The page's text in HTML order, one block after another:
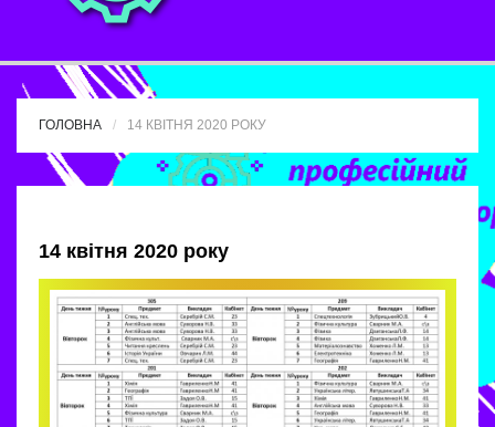
ГОЛОВНА 14 КВІТНЯ 2020 РОКУ
14 квітня 2020 року